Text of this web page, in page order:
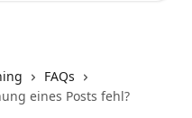
FAQs
eines Posts fehl?